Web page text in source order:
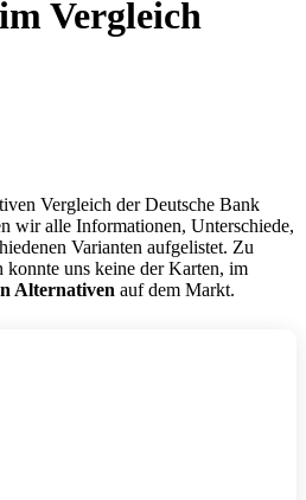
Vergleich
Vergleich der Deutsche Bank
wir alle Informationen, Unterschiede,
Varianten aufgelistet. Zu
uns keine der Karten, im
Alternativen auf dem Markt.